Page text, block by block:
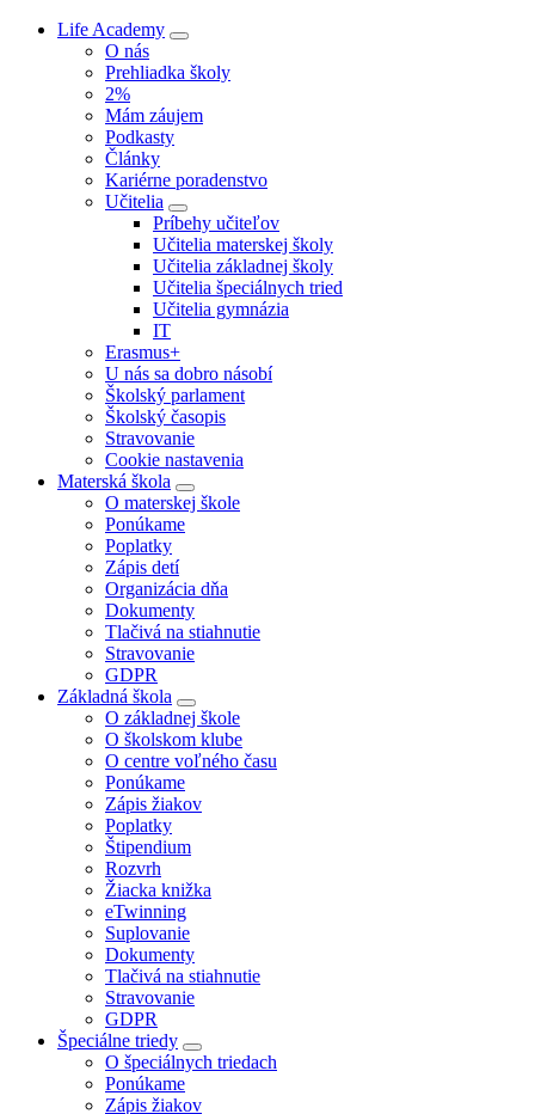
Life Academy
O nás
Prehliadka školy
2%
Mám záujem
Podkasty
Články
Kariérne poradenstvo
Učitelia
Príbehy učiteľov
Učitelia materskej školy
Učitelia základnej školy
Učitelia špeciálnych tried
Učitelia gymnázia
IT
Erasmus+
U nás sa dobro násobí
Školský parlament
Školský časopis
Stravovanie
Cookie nastavenia
Materská škola
O materskej škole
Ponúkame
Poplatky
Zápis detí
Organizácia dňa
Dokumenty
Tlačivá na stiahnutie
Stravovanie
GDPR
Základná škola
O základnej škole
O školskom klube
O centre voľného času
Ponúkame
Zápis žiakov
Poplatky
Štipendium
Rozvrh
Žiacka knižka
eTwinning
Suplovanie
Dokumenty
Tlačivá na stiahnutie
Stravovanie
GDPR
Špeciálne triedy
O špeciálnych triedach
Ponúkame
Zápis žiakov